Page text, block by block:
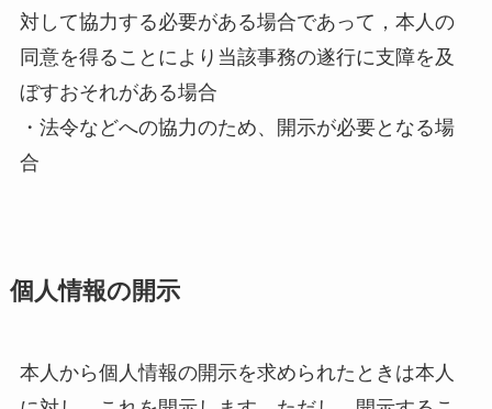
対して協力する必要がある場合であって，本人の
同意を得ることにより当該事務の遂行に支障を及
ぼすおそれがある場合
・法令などへの協力のため、開示が必要となる場
合
個人情報の開示
本人から個人情報の開示を求められたときは本人